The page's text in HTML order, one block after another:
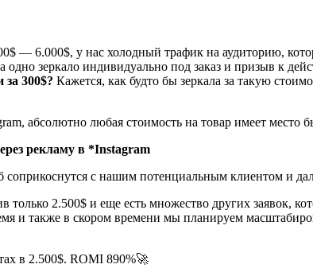
— 6.000$, у нас холодный трафик на аудиторию,
зеркало индивидуально под заказ и призыв к
за 300$? Кажется, как будто бы зеркала за такую
абсолютно любая стоимость на товар имеет место
рекламу в *Instagram
с нашим потенциальным клиентом и
только 2.500$ и еще есть множество других заявок,
также в скором времени мы планируем